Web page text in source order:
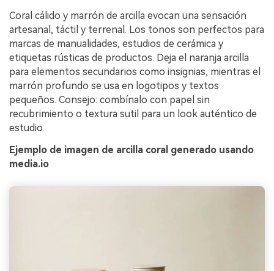
Coral cálido y marrón de arcilla evocan una sensación
artesanal, táctil y terrenal. Los tonos son perfectos para
marcas de manualidades, estudios de cerámica y
etiquetas rústicas de productos. Deja el naranja arcilla
para elementos secundarios como insignias, mientras el
marrón profundo se usa en logotipos y textos
pequeños. Consejo: combínalo con papel sin
recubrimiento o textura sutil para un look auténtico de
estudio.
Ejemplo de imagen de arcilla coral generado usando
media.io